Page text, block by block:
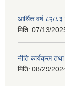
आर्थिक वर्ष ८२/८३
मिति: 07/13/
नीति कार्यक्रम
मिति: 08/29/